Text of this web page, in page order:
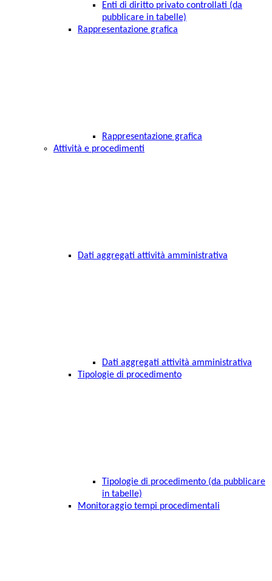
Enti di diritto privato controllati (da
pubblicare in tabelle)
Rappresentazione grafica
Rappresentazione grafica
Attività e procedimenti
Dati aggregati attività amministrativa
Dati aggregati attività amministrativa
Tipologie di procedimento
Tipologie di procedimento (da pubblicare
in tabelle)
Monitoraggio tempi procedimentali